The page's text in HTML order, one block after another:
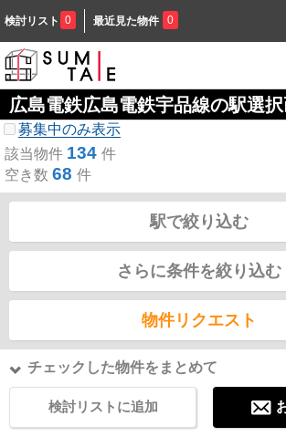
検討リスト 0 最近見た物件 0
広島電鉄広島電鉄宇品線の駅選
募集中のみ表示
該当物件 134 件
空き数 68 件
駅で絞り込む
さらに条件を絞り込む
物件リクエスト
チェックした物件をまとめて
検討リストに追加